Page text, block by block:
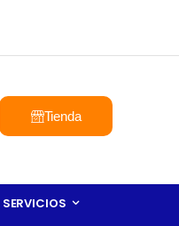
Tienda
SERVICIOS